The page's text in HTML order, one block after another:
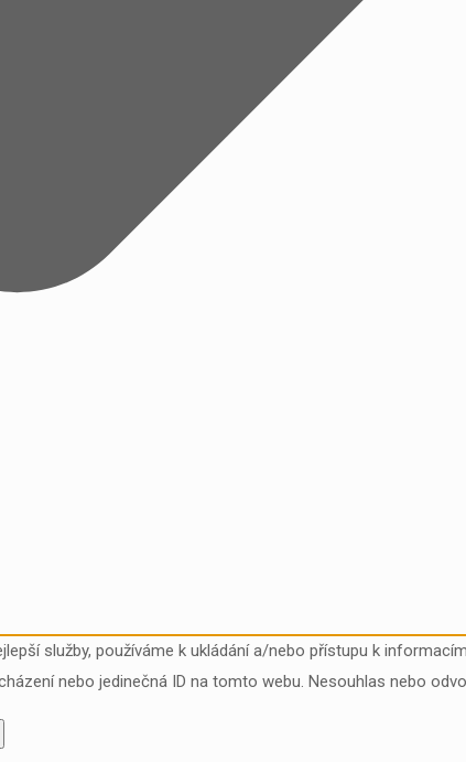
služby, používáme k ukládání a/nebo přístupu k
nebo jedinečná ID na tomto webu. Nesouhlas nebo